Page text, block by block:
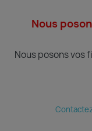
Nous
Nous posons vos